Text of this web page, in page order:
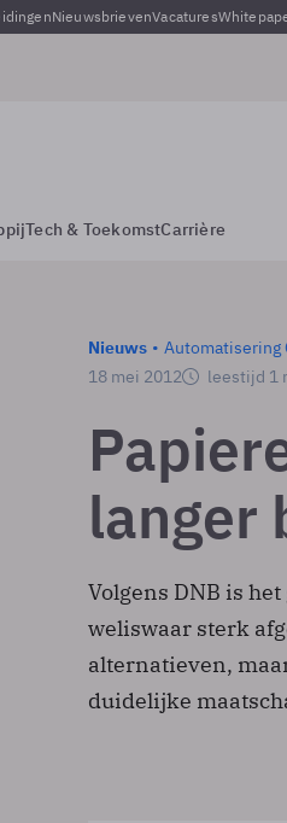
NieuwsbrievenVacatures
Tech & ToekomstCarrière
Nieuws
Automatisering
18 mei 2012
leestijd 1
langer
Volgens DNB is
weliswaar sterk
alternatieven,
duidelijke